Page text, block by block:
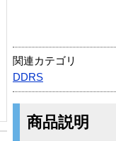
関連カテゴリ
DDRS
商品説明